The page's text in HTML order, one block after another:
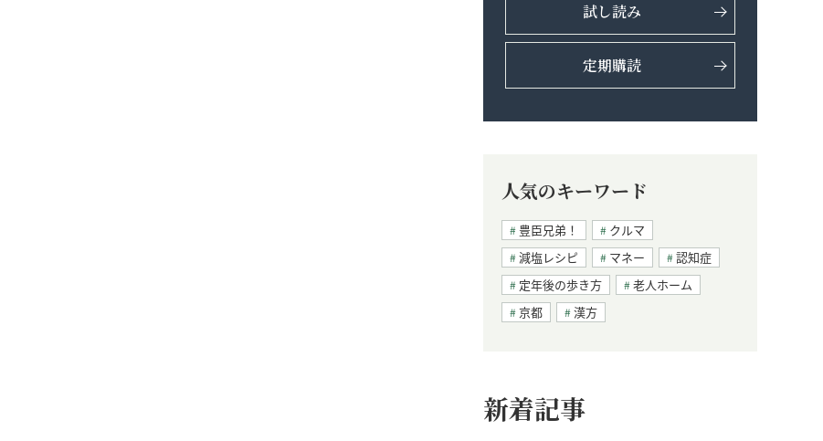
試し読み
定期購読
人気のキーワード
豊臣兄弟！
クルマ
減塩レシピ
マネー
認知症
定年後の歩き方
老人ホーム
京都
漢方
新着記事